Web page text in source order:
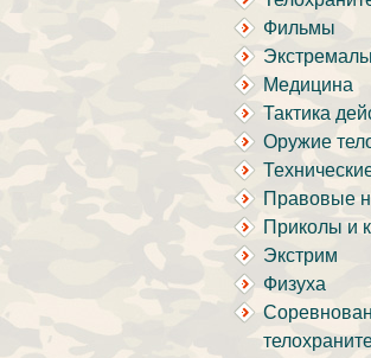
Фильмы
Медицина
Тактика
Оружие
Правовые
Приколы и
Экстрим
Физуха